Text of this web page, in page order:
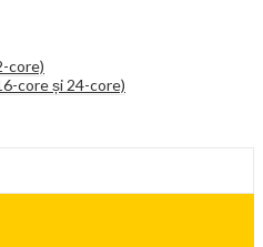
core)
core și 24-core)